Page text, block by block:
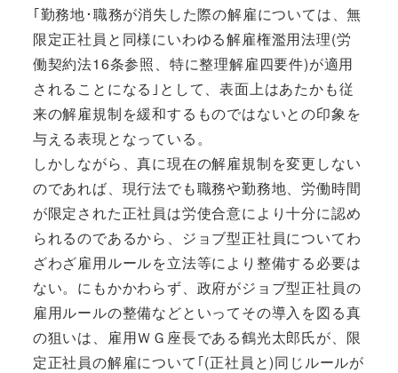
｢勤務地･職務が消失した際の解雇については、無
限定正社員と同様にいわゆる解雇権濫用法理(労
働契約法16条参照、特に整理解雇四要件)が適用
されることになる｣として、表面上はあたかも従
来の解雇規制を緩和するものではないとの印象を
与える表現となっている。
しかしながら、真に現在の解雇規制を変更しない
のであれば、現行法でも職務や勤務地、労働時間
が限定された正社員は労使合意により十分に認め
られるのであるから、ジョブ型正社員についてわ
ざわざ雇用ルールを立法等により整備する必要は
ない。にもかかわらず、政府がジョブ型正社員の
雇用ルールの整備などといってその導入を図る真
の狙いは、雇用ＷＧ座長である鶴光太郎氏が、限
定正社員の解雇について｢(正社員と)同じルールが